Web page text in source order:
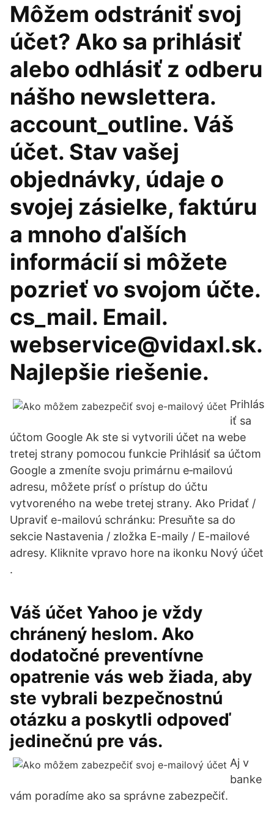
Môžem odstrániť svoj
účet? Ako sa prihlásiť
alebo odhlásiť z odberu
nášho newslettera.
account_outline. Váš
účet. Stav vašej
objednávky, údaje o
svojej zásielke, faktúru
a mnoho ďalších
informácií si môžete
pozrieť vo svojom účte.
cs_mail. Email.
webservice@vidaxl.sk.
Najlepšie riešenie.
Prihlás
iť sa
účtom Google Ak ste si vytvorili účet na webe
tretej strany pomocou funkcie Prihlásiť sa účtom
Google a zmeníte svoju primárnu e‑mailovú
adresu, môžete prísť o prístup do účtu
vytvoreného na webe tretej strany. Ako Pridať /
Upraviť e-mailovú schránku: Presuňte sa do
sekcie Nastavenia / zložka E-maily / E-mailové
adresy. Kliknite vpravo hore na ikonku Nový účet
.
Váš účet Yahoo je vždy
chránený heslom. Ako
dodatočné preventívne
opatrenie vás web žiada, aby
ste vybrali bezpečnostnú
otázku a poskytli odpoveď
jedinečnú pre vás.
Aj v
banke
vám poradíme ako sa správne zabezpečiť.